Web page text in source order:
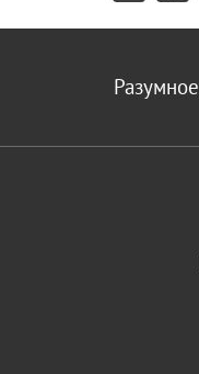
Разумное